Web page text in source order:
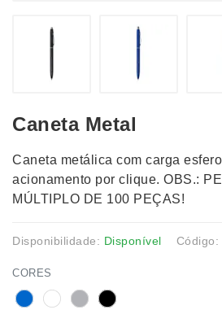
Caneta Metal
Caneta metálica com carga
acionamento por clique. OBS.:
MÚLTIPLO DE 100 PEÇAS!
Disponibilidade: Disponível Código:
CORES